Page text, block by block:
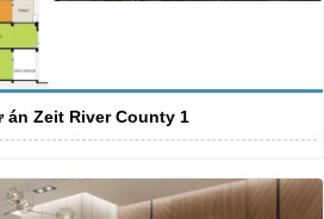
Zeit River County 1